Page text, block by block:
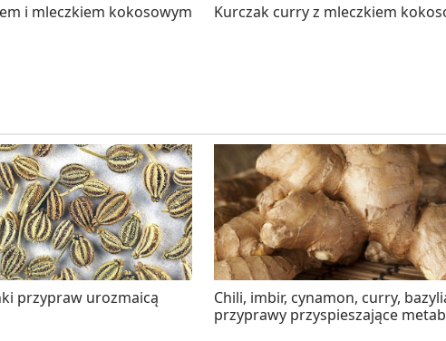
i mleczkiem kokosowym
Kurczak curry z mleczkiem
przypraw urozmaicą
Chili, imbir, cynamon, curry,
przyprawy przyspieszające